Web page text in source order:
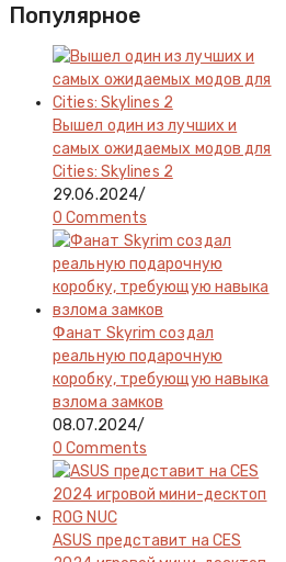
Популярное
Вышел один из лучших и
самых ожидаемых модов для
Cities: Skylines 2
29.06.2024/
0 Comments
Фанат Skyrim создал
реальную подарочную
коробку, требующую навыка
взлома замков
08.07.2024/
0 Comments
ASUS представит на CES